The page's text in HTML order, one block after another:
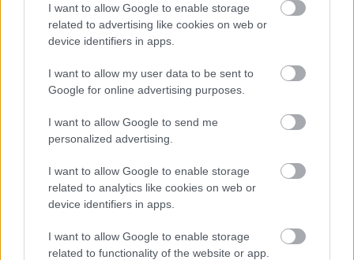
I want to allow Google to enable storage
related to advertising like cookies on web or
device identifiers in apps.
I want to allow my user data to be sent to
Google for online advertising purposes.
I want to allow Google to send me
personalized advertising.
I want to allow Google to enable storage
related to analytics like cookies on web or
device identifiers in apps.
I want to allow Google to enable storage
related to functionality of the website or app.
CZUNYINÉ HARCA A GMAIL ÉS AZ ÖNKÉNY ELLEN
- LETILTOTTA A GOOGLE A VÉDVONAL LEVELEZŐ
FIÓKJÁT
szolgáltatást használt, hogy megvédje a Fidesz maradékát.